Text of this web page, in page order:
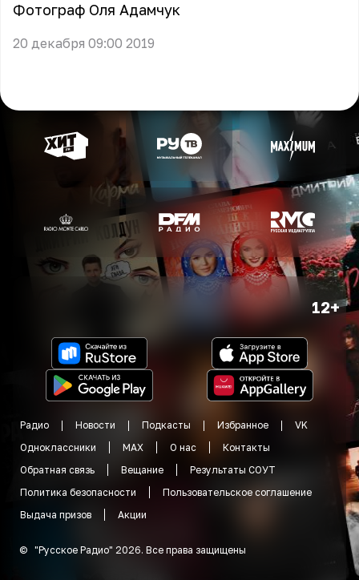
Фотограф Оля Адамчук
20 декабря 09:00 2019
12+
Радио Новости Подкасты Избранное
VK
Одноклассники
MAX О нас
Контакты
Обратная связь
Вещание
Результаты СОУТ
Политика безопасности
Пользовательское соглашение
Выдача призов
Акции
© "Русское Радио" 2026. Все права защищены